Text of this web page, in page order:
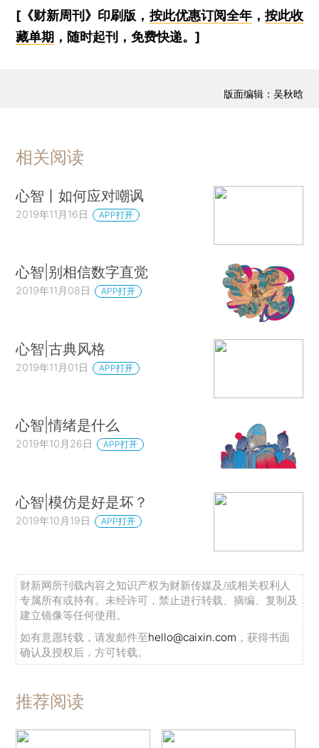
[《财新周刊》印刷版， 按此优惠订阅全年， 按此收
藏单期 ，随时起刊，免费快递。]
版面编辑：吴秋晗
相关阅读
心智丨如何应对嘲讽
2019年11月16日 APP打开
心智|别相信数字直觉
2019年11月08日 APP打开
心智|古典风格
2019年11月01日 APP打开
心智|情绪是什么
2019年10月26日 APP打开
心智|模仿是好是坏？
2019年10月19日 APP打开
财新网所刊载内容之知识产权为财新传媒及/或相关权利人
专属所有或持有。未经许可，禁止进行转载、摘编、复制及
建立镜像等任何使用。
如有意愿转载，请发邮件至hello@caixin.com ，获得书面
确认及授权后，方可转载。
推荐阅读